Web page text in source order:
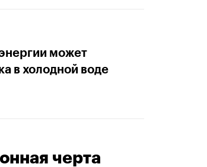
может
в холодной воде
черта